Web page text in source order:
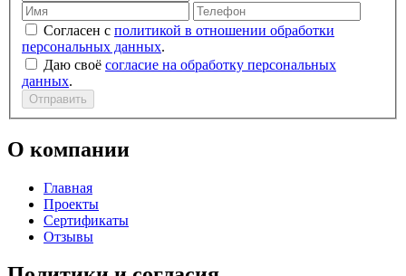
Согласен с политикой в отношении обработки
персональных данных.
Даю своё согласие на обработку персональных
данных.
Отправить
О компании
Главная
Проекты
Сертификаты
Отзывы